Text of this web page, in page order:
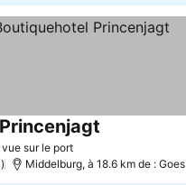
sur le portConsulter les prix
Middelburg, à 18.6 km de : Goes